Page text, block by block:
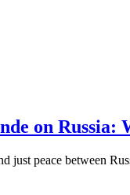
on Russia:
peace between